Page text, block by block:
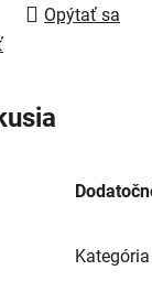
Opýtať sa
Kategória